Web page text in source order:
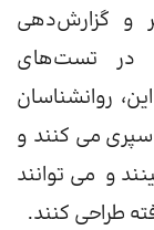
و گزارش‌دهی
در تست‌های
روانشناسان
می کنند و
و می توانند
طراحی کنند.